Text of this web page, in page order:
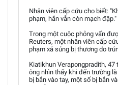
Nhân viên cấp cứu cho biết:
phạm, hắn vẫn còn mạch đập."
Trong một cuộc phỏng vấn
Reuters, một nhân viên cấp
phạm xả súng bị thương do
Kiatikhun Verapongpradith,
ông nhìn thấy khi đến trường
bị bắn vào tay, một số bị bắn